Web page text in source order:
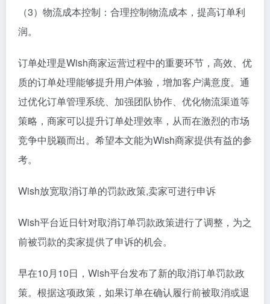
（3）物流成本控制：合理控制物流成本，提高订单利
润。
订单处理是Wish商家运营过程中的重要环节，高效、优
质的订单处理能够提升用户体验，增加客户满意度。通
过优化订单管理系统、加强团队协作、优化物流渠道等
策略，商家可以提升订单处理效率，从而在激烈的市场
竞争中脱颖而出。希望本文能为Wish商家提供有益的参
考。
Wish放宽取消订单的罚款政策,卖家可进行申诉
Wish平台近日针对取消订单罚款政策进行了调整，为之
前被罚款的卖家提供了申诉的机会。
早在10月10日，Wish平台发布了新的取消订单罚款政
策。根据这项政策，如果订单在确认履行前被取消或退